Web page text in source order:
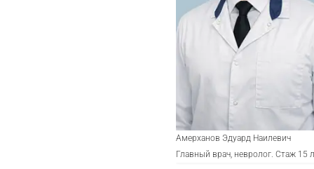
Амерханов Эдуард Наилевич
Главный врач, невролог. Стаж 15